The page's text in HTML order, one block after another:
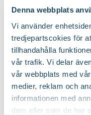
Denna webbplats
Vi använder
tredjepartscokies för
tillhandahålla
vår trafik. Vi delar
vår webbplats med
medier, reklam och
informationen med
dem eller som de har
Vatten: Låt jorden
Ursprung: Troligen
Jordprodukter: